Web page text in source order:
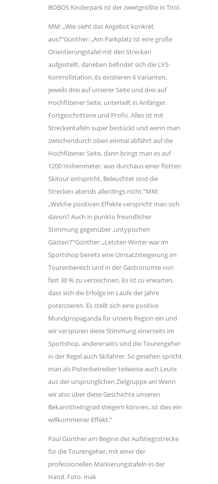
BOBOS Kinderpark ist der zweitgrößte in Tirol.
MM: „Wie sieht das Angebot konkret
aus?“Günther: „Am Parkplatz ist eine große
Orientierungstafel mit den Strecken
aufgestellt, daneben befindet sich die LVS-
Kontrollstation. Es existieren 6 Varianten,
jeweils drei auf unserer Seite und drei auf
Hochfilzener Seite, unterteilt in Anfänger,
Fortgeschrittene und Profis. Alles ist mit
Streckentafeln super bestückt und wenn man
zwischendurch oben einmal abfährt auf die
Hochfilzener Seite, dann bringt man es auf
1200 Höhenmeter, was durchaus einer flotten
Skitour entspricht. Beleuchtet sind die
Strecken abends allerdings nicht.“MM:
„Welche positiven Effekte verspricht man sich
davon? Auch in punkto freundlicher
Stimmung gegenüber ,untypischen
Gästen‘?“Günther: „Letzten Winter war im
Sportshop bereits eine Umsatzsteigerung im
Tourenbereich und in der Gastronomie von
fast 30 % zu verzeichnen. Es ist zu erwarten,
dass sich die Erfolge im Laufe der Jahre
potenzieren. Es stellt sich eine positive
Mundpropaganda für unsere Region ein und
wir verspüren diese Stimmung einerseits im
Sportshop, andererseits sind die Tourengeher
in der Regel auch Skifahrer. So gesehen spricht
man als Pistenbetreiber teilweise auch Leute
aus der ursprünglichen Zielgruppe an! Wenn
wir also über diese Geschichte unseren
Bekanntheitsgrad steigern können, ist dies ein
willkommener Effekt.“
Paul Günther am Beginn der Aufstiegsstrecke
für die Tourengeher, mit einer der
professionellen Markierungstafeln in der
Hand. Foto: mak